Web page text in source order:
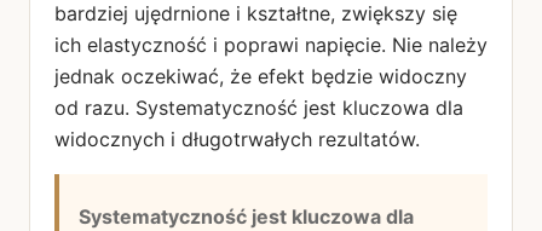
bardziej ujędrnione i kształtne, zwiększy się
ich elastyczność i poprawi napięcie. Nie należy
jednak oczekiwać, że efekt będzie widoczny
od razu. Systematyczność jest kluczowa dla
widocznych i długotrwałych rezultatów.
Systematyczność jest kluczowa dla